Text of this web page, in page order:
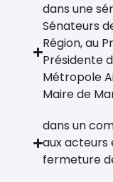
dans une
Sénateurs
Région, au
Présidente
Métropole
Maire de
dans un
aux acteurs
fermeture